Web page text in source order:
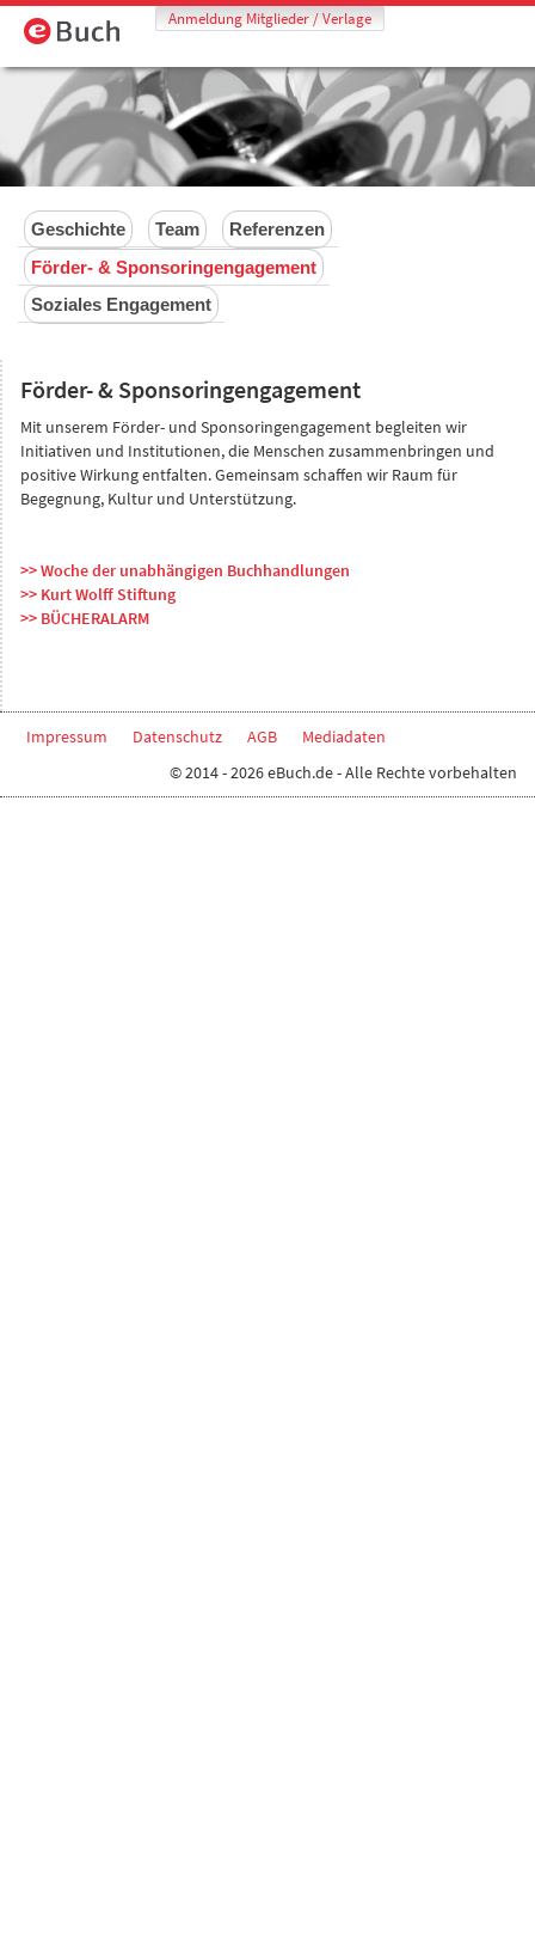
Anmeldung Mitglieder / Verlage
Geschichte Team
Referenzen
Förder- & Sponsoringengagement
Soziales Engagement
Förder- & Sponsoringengagement
Mit unserem Förder- und Sponsoringengagement begleiten wir
Initiativen und Institutionen, die Menschen zusammenbringen und
positive Wirkung entfalten. Gemeinsam schaffen wir Raum für
Begegnung, Kultur und Unterstützung.
>> Woche der unabhängigen Buchhandlungen
>> Kurt Wolff Stiftung
>> BÜCHERALARM
Impressum Datenschutz AGB
Mediadaten
© 2014 - 2026 eBuch.de - Alle Rechte vorbehalten